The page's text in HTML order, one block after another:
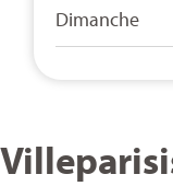
Dimanche